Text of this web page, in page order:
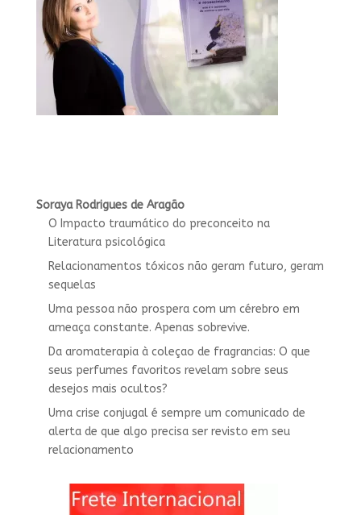
Soraya Rodrigues de Aragão
O Impacto traumático do preconceito na
Literatura psicológica
Relacionamentos tóxicos não geram futuro, geram
sequelas
Uma pessoa não prospera com um cérebro em
ameaça constante. Apenas sobrevive.
Da aromaterapia à coleçao de fragrancias: O que
seus perfumes favoritos revelam sobre seus
desejos mais ocultos?
Uma crise conjugal é sempre um comunicado de
alerta de que algo precisa ser revisto em seu
relacionamento